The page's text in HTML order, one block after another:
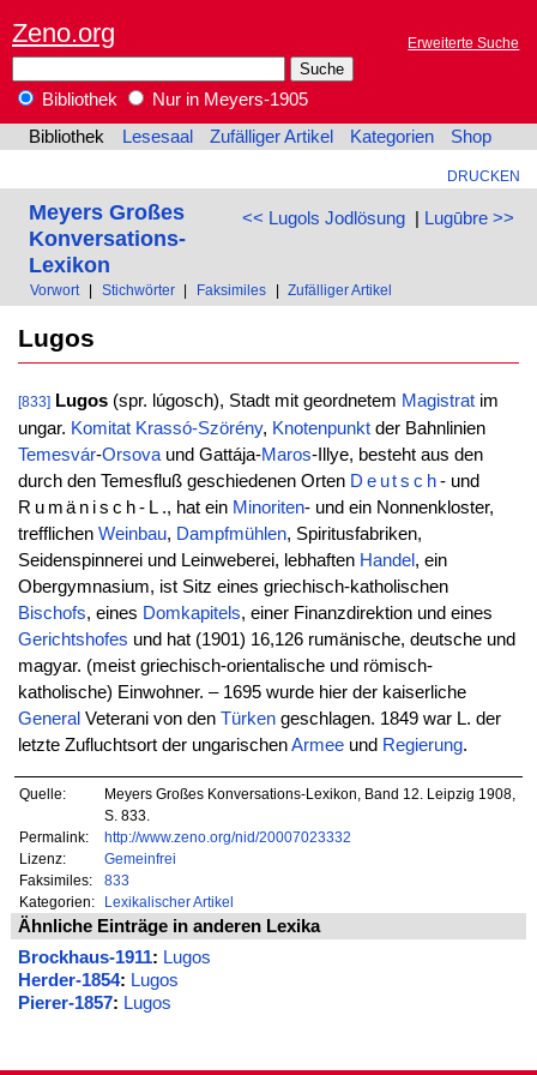
Zeno.org Erweiterte Suche
Bibliothek
Nur in Meyers-1905
Bibliothek
Lesesaal Zufälliger Artikel Kategorien Shop
DRUCKEN
<< Lugols Jodlösung| Lugūbre >>
Meyers Großes
Konversations-
Lexikon
Vorwort Stichwörter Faksimiles Zufälliger Artikel
Lugos
[833] Lugos(spr. lúgosch), Stadt mit geordnetem Magistratim
ungar. Komitat Krassó-Szörény, Knotenpunktder Bahnlinien
Temesvár-Orsovaund Gattája-Maros-Illye, besteht aus den
durch den Temesfluß geschiedenen Orten Deutsch- und
Rumänisch-L ., hat ein Minoriten- und ein Nonnenkloster,
trefflichen Weinbau, Dampfmühlen, Spiritusfabriken,
Seidenspinnerei und Leinweberei, lebhaften Handel , ein
Obergymnasium, ist Sitz eines griechisch-katholischen
Bischofs, eines Domkapitels, einer Finanzdirektion und eines
Gerichtshofes und hat (1901) 16,126 rumänische, deutsche und
magyar. (meist griechisch-orientalische und römisch-
katholische) Einwohner. – 1695 wurde hier der kaiserliche
General Veterani von den Türkengeschlagen. 1849 war L. der
letzte Zufluchtsort der ungarischenArmeeund Regierung.
Quelle:
Meyers Großes Konversations-Lexikon, Band 12. Leipzig 1908,
S. 833.
Permalink:
http://www.zeno.org/nid/20007023332
Lizenz:
Gemeinfrei
Faksimiles:
833
Kategorien:
Lexikalischer Artikel
Ähnliche Einträge in anderen Lexika
Brockhaus-1911: Lugos
Herder-1854: Lugos
Pierer-1857: Lugos